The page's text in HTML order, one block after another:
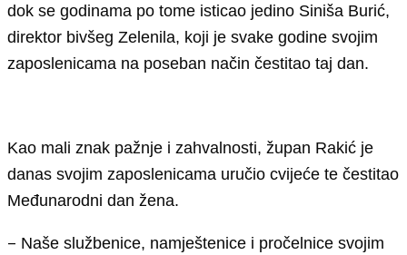
dok se godinama po tome isticao jedino Siniša Burić,
direktor bivšeg Zelenila, koji je svake godine svojim
zaposlenicama na poseban način čestitao taj dan.
Kao mali znak pažnje i zahvalnosti, župan Rakić je
danas svojim zaposlenicama uručio cvijeće te čestitao
Međunarodni dan žena.
– Naše službenice, namještenice i pročelnice svojim